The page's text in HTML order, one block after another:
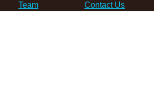
Team Contact Us